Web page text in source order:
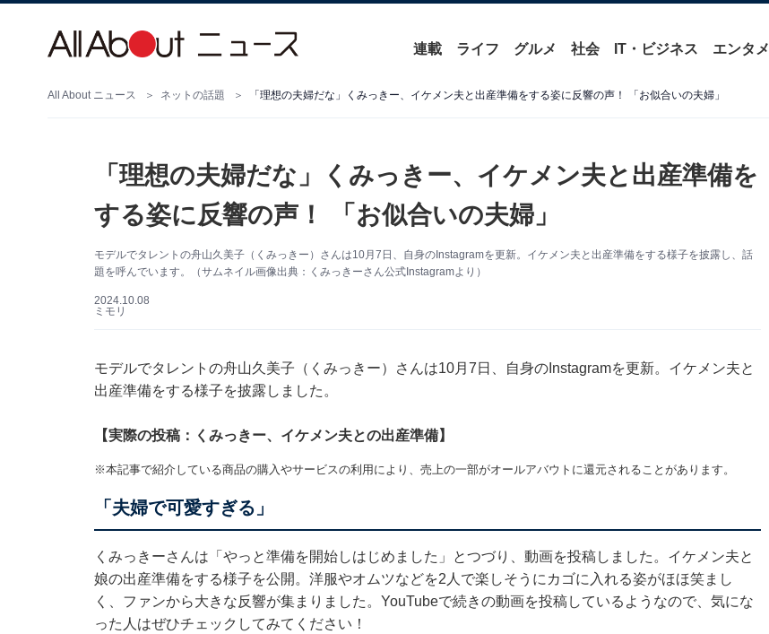
連載 ライフ グルメ 社会 IT・ビジネス エンタメ
All About ニュース ネットの話題 「理想の夫婦だな」くみっきー、イケメン夫と出産準備をする姿に反響の声！ 「お似合いの夫婦」
「理想の夫婦だな」くみっきー、イケメン夫と出産準備を
する姿に反響の声！ 「お似合いの夫婦」
モデルでタレントの舟山久美子（くみっきー）さんは10月7日、自身のInstagramを更新。イケメン夫と出産準備をする様子を披露し、話
題を呼んでいます。（サムネイル画像出典：くみっきーさん公式Instagramより）
2024.10.08
ミモリ
モデルでタレントの舟山久美子（くみっきー）さんは10月7日、自身のInstagramを更新。イケメン夫と
出産準備をする様子を披露しました。
【実際の投稿：くみっきー、イケメン夫との出産準備】
※本記事で紹介している商品の購入やサービスの利用により、売上の一部がオールアバウトに還元されることがあります。
「夫婦で可愛すぎる」
くみっきーさんは「やっと準備を開始しはじめました」とつづり、動画を投稿しました。イケメン夫と
娘の出産準備をする様子を公開。洋服やオムツなどを2人で楽しそうにカゴに入れる姿がほほ笑まし
く、ファンから大きな反響が集まりました。YouTubeで続きの動画を投稿しているようなので、気にな
った人はぜひチェックしてみてください！